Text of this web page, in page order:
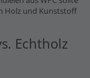
Holz und Kunststoff
Echtholz